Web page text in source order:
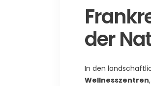
der
In den
Wellnesszentren